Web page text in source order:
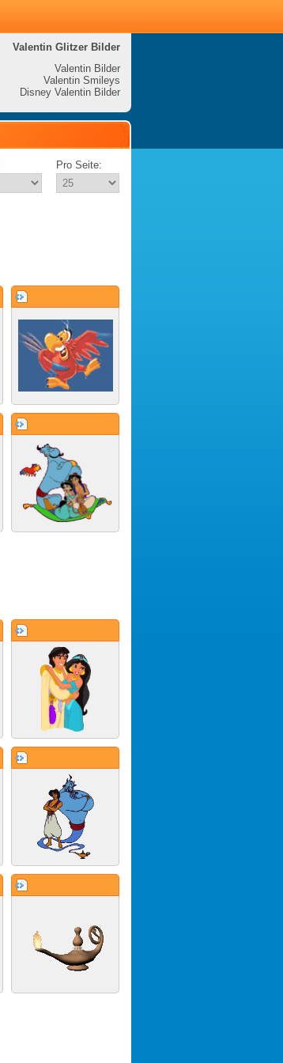
Valentin Glitzer Bilder
Valentin Bilder
Valentin Smileys
Disney Valentin Bilder
Pro Seite: